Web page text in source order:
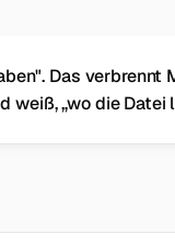
Das verbrennt
„wo die Datei